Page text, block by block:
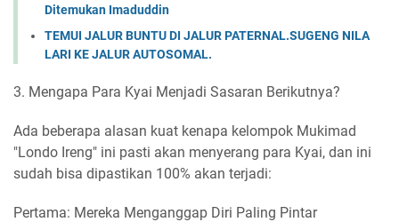
Ditemukan Imaduddin
TEMUI JALUR BUNTU DI JALUR PATERNAL.SUGENG NILA
LARI KE JALUR AUTOSOMAL.
3. Mengapa Para Kyai Menjadi Sasaran Berikutnya?
Ada beberapa alasan kuat kenapa kelompok Mukimad
"Londo Ireng" ini pasti akan menyerang para Kyai, dan ini
sudah bisa dipastikan 100% akan terjadi:
Pertama: Mereka Menganggap Diri Paling Pintar